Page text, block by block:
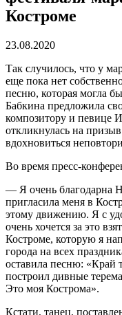
Костроме
23.08.2020
Так случилось, что у
еще пока нет
песню, которая могла
Бабкина предложила
композитору и певице
откликнулась на
вдохновиться
Во время пресс-
— Я очень благодарна
пригласила меня в
этому движению. Я с
очень хочется за это
Костроме, которую я
города на всех
оставила песню: «Край
построил дивные
Это моя Кострома».
Кстати, танец,